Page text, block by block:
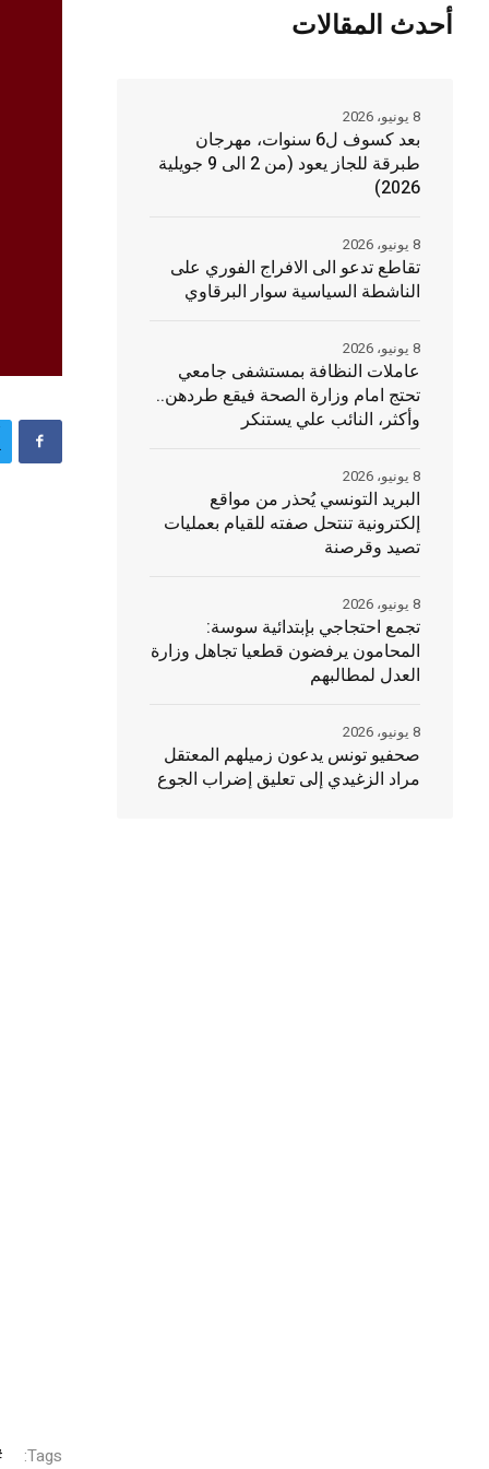
Tags:
أحدث المقالات
بعد كسوف ل6 سنوات، مهرجان
طبرقة للجاز يعود (من 2 الى 9 جويلية
2026)
8 يونيو، 2026
تقاطع تدعو الى الافراج الفوري على
الناشطة السياسية سوار البرقاوي
8 يونيو، 2026
عاملات النظافة بمستشفى جامعي
تحتج امام وزارة الصحة فيقع طردهن..
وأكثر، النائب علي يستنكر
8 يونيو، 2026
البريد التونسي يُحذر من مواقع
إلكترونية تنتحل صفته للقيام بعمليات
تصيد وقرصنة
8 يونيو، 2026
تجمع احتجاجي بإبتدائية سوسة:
المحامون يرفضون قطعيا تجاهل وزارة
العدل لمطالبهم
8 يونيو، 2026
صحفيو تونس يدعون زميلهم المعتقل
مراد الزغيدي إلى تعليق إضراب الجوع
8 يونيو، 2026